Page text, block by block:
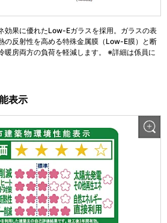
効果に優れたLow-Eガラスを採用。ガラスの表
の反射性を高める特殊金属膜（Low-E膜）と断
暖房両方の負荷を軽減します。 ※詳細は係員に
表示